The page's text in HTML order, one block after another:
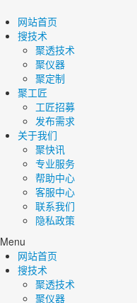
网站首页
搜技术
聚透技术
聚仪器
聚定制
聚工匠
工匠招募
发布需求
关于我们
聚快讯
专业服务
帮助中心
客服中心
联系我们
隐私政策
Menu
网站首页
搜技术
聚透技术
聚仪器